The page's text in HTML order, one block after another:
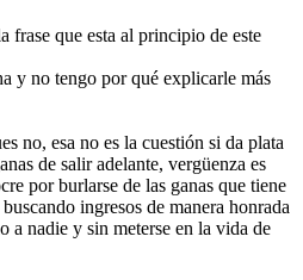
frase que esta al principio de este
y no tengo por qué explicarle más
no, esa no es la cuestión si da plata
de salir adelante, vergüenza es
por burlarse de las ganas que tiene
ingresos de manera honrada
a nadie y sin meterse en la vida de